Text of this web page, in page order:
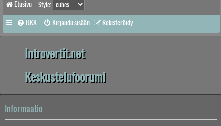
Etusivu Style:
UKK Kirjaudu sisään Rekisteröidy
Introvertit.net
Keskustelufoorumi
Informaatio